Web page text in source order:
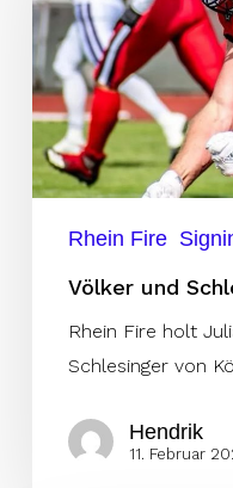
zu
Rhein
Fire
Rhein Fire
Völker und
Rhein Fire holt
Schlesinger von
Hendrik
11. Februar